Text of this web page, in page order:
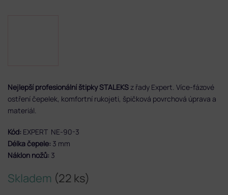
Skladem (22 ks)
Nejlepší profesionální štipky STALEKS z řady Expert. Více-fázové
ostření čepelek, komfortní rukojeti, špičková povrchová úprava a
materiál.
Kód: EXPERT NE-90-3
Délka čepele: 3 mm
Náklon nožů: 3